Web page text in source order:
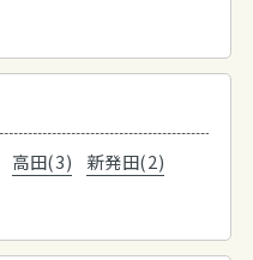
高田(3)
新発田(2)